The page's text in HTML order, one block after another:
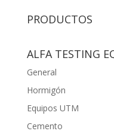
PRODUCTOS
ALFA TESTING
General
Hormigón
Equipos UTM
Cemento